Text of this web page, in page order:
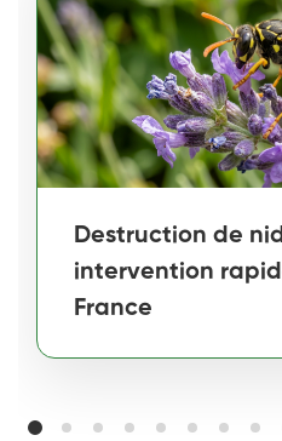
Destruction de
intervention
France